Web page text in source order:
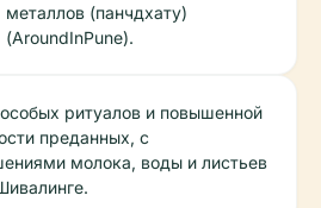
металлов (панчдхату)
(AroundInPune).
ритуалов и повышенной
преданных, с
молока, воды и листьев